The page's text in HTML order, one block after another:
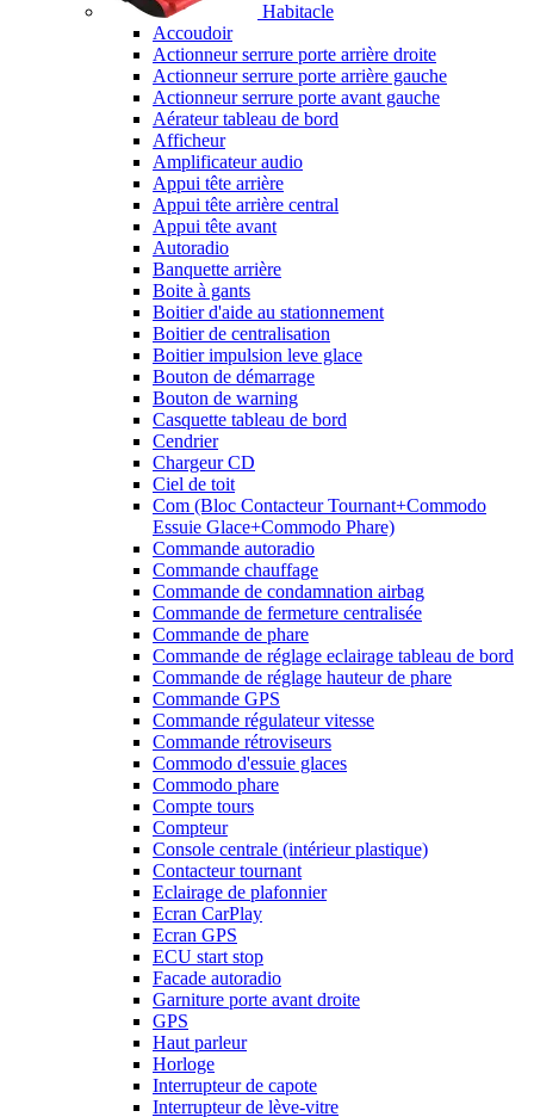
Habitacle
Accoudoir
Actionneur serrure porte arrière droite
Actionneur serrure porte arrière gauche
Actionneur serrure porte avant gauche
Aérateur tableau de bord
Afficheur
Amplificateur audio
Appui tête arrière
Appui tête arrière central
Appui tête avant
Autoradio
Banquette arrière
Boite à gants
Boitier d'aide au stationnement
Boitier de centralisation
Boitier impulsion leve glace
Bouton de démarrage
Bouton de warning
Casquette tableau de bord
Cendrier
Chargeur CD
Ciel de toit
Com (Bloc Contacteur Tournant+Commodo
Essuie Glace+Commodo Phare)
Commande autoradio
Commande chauffage
Commande de condamnation airbag
Commande de fermeture centralisée
Commande de phare
Commande de réglage eclairage tableau de bord
Commande de réglage hauteur de phare
Commande GPS
Commande régulateur vitesse
Commande rétroviseurs
Commodo d'essuie glaces
Commodo phare
Compte tours
Compteur
Console centrale (intérieur plastique)
Contacteur tournant
Eclairage de plafonnier
Ecran CarPlay
Ecran GPS
ECU start stop
Facade autoradio
Garniture porte avant droite
GPS
Haut parleur
Horloge
Interrupteur de capote
Interrupteur de lève-vitre